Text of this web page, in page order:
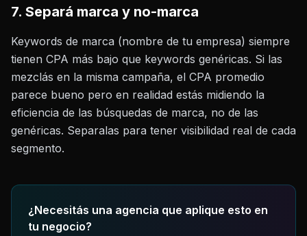
7. Separá marca y no-marca
Keywords de marca (nombre de tu empresa) siempre
tienen CPA más bajo que keywords genéricas. Si las
mezclás en la misma campaña, el CPA promedio
parece bueno pero en realidad estás midiendo la
eficiencia de las búsquedas de marca, no de las
genéricas. Separalas para tener visibilidad real de cada
segmento.
¿Necesitás una agencia que aplique esto en
tu negocio?